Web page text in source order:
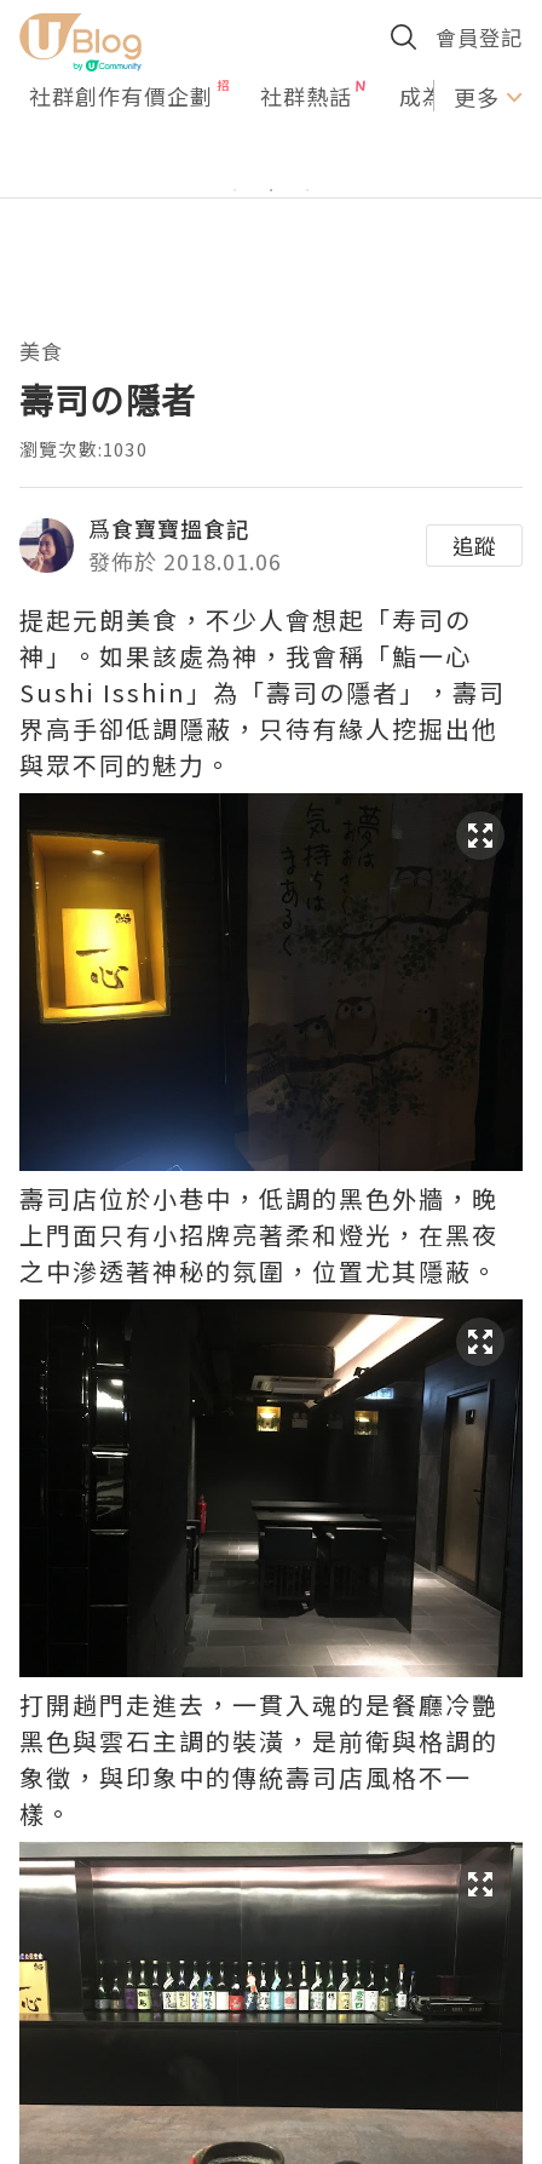
會員登記
社群創作有價企劃 社群熱話 成為U更多
美食
壽司の隱者
瀏覽次數:1030
爲食寶寶搵食記
發佈於 2018.01.06
追蹤
提起元朗美食，不少人會想起「寿司の
神」。如果該處為神，我會稱「鮨一心
Sushi Isshin」為「壽司の隱者」，壽司
界高手卻低調隱蔽，只待有緣人挖掘出他
與眾不同的魅力。
壽司店位於小巷中，低調的黑色外牆，晚
上門面只有小招牌亮著柔和燈光，在黑夜
之中滲透著神秘的氛圍，位置尤其隱蔽。
打開趟門走進去，一貫入魂的是餐廳冷艷
黑色與雲石主調的裝潢，是前衛與格調的
象徵，與印象中的傳統壽司店風格不一
樣。